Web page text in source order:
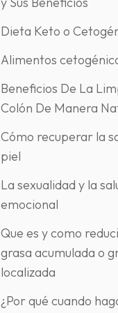
Dieta Keto o
Alimentos
Beneficios De La
Colón De Manera
Cómo recuperar la
piel
La sexualidad y la
emocional
Que es y como
grasa acumulada o
localizada
¿Por qué cuando